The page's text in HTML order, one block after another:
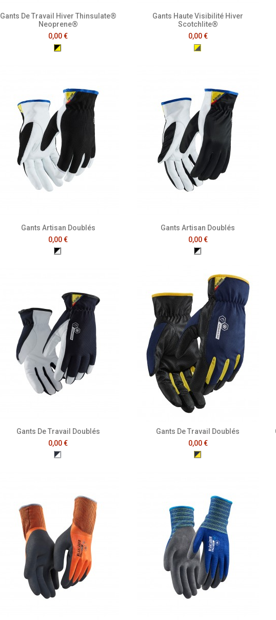
Gants De Travail Hiver Thinsulate®
Neoprene®
0,00 €
Noir/Jaune Fluo
Gants Haute Visibilité Hiver
Scotchlite®
0,00 €
Jaune Fluo/Gris Clair
Gants Artisan Doublés
0,00 €
Noir/Blanc
Gants Artisan Doublés
0,00 €
Noir/Blanc
Gants De Travail Doublés
0,00 €
Marine Foncé/Blanc
Gants De Travail Doublés
0,00 €
Marine Foncé/Jaune